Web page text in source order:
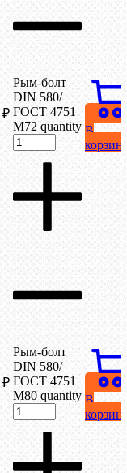
₽
Рым-болт
DIN 580/
ГОСТ 4751
М72 quantity В
₽
Рым-болт
DIN 580/
ГОСТ 4751
М80 quantity В